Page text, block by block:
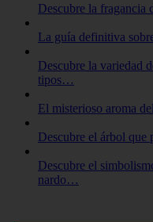
Descubre la
La guía definitiva
Descubre la variedad
tipos…
El misterioso aroma
Descubre el árbol
Descubre el
nardo…